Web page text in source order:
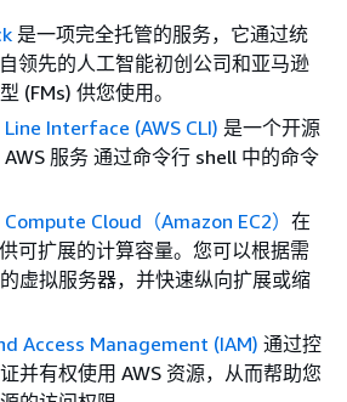
是一项完全托管的服务，它通过统
领先的人工智能初创公司和亚马逊
(FMs) 供您使用。
Interface (AWS CLI) 是一个开源
服务 通过命令行 shell 中的命令
Cloud（Amazon EC2） 在
可扩展的计算容量。您可以根据需
虚拟服务器，并快速纵向扩展或缩
Access Management (IAM) 通过控
并有权使用 AWS 资源，从而帮助您